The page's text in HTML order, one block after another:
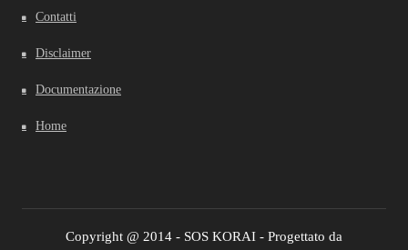
Contatti
Disclaimer
Documentazione
Home
Copyright @ 2014 - SOS KORAI - Progettato da